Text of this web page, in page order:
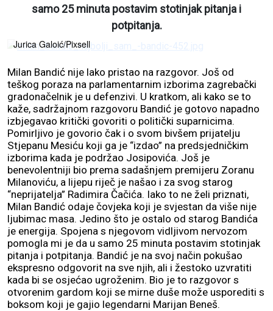
samo 25 minuta postavim stotinjak pitanja i
potpitanja.
Jurica Galoić/Pixsell
Milan Bandić nije lako pristao na razgovor. Još od
teškog poraza na parlamentarnim izborima zagrebački
gradonačelnik je u defenzivi. U kratkom, ali kako se to
kaže, sadržajnom razgovoru Bandić je gotovo napadno
izbjegavao kritički govoriti o politički suparnicima.
Pomirljivo je govorio čak i o svom bivšem prijatelju
Stjepanu Mesiću koji ga je “izdao” na predsjedničkim
izborima kada je podržao Josipovića. Još je
benevolentniji bio prema sadašnjem premijeru Zoranu
Milanoviću, a lijepu riječ je našao i za svog starog
“neprijatelja” Radimira Čačića. Iako to ne želi priznati,
Milan Bandić odaje čovjeka koji je svjestan da više nije
ljubimac masa. Jedino što je ostalo od starog Bandića
je energija. Spojena s njegovom vidljivom nervozom
pomogla mi je da u samo 25 minuta postavim stotinjak
pitanja i potpitanja. Bandić je na svoj način pokušao
ekspresno odgovorit na sve njih, ali i žestoko uzvratiti
kada bi se osjećao ugroženim. Bio je to razgovor s
otvorenim gardom koji se mirne duše može usporediti s
boksom koji je gajio legendarni Marijan Beneš.